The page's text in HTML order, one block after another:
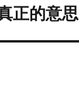
正的意思